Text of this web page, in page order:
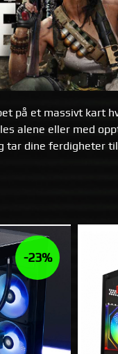
på et massivt kart
alene eller med
tar dine ferdigheter
-23%